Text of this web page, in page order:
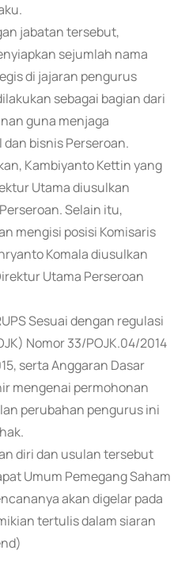
jabatan tersebut,
sejumlah nama
di jajaran pengurus
sebagai bagian dari
guna menjaga
bisnis Perseroan.
Kambiyanto Kettin yang
Utama diusulkan
Selain itu,
mengisi posisi Komisaris
Komala diusulkan
Utama Perseroan
Sesuai dengan regulasi
Nomor 33/POJK.04/2014
serta Anggaran Dasar
mengenai permohonan
perubahan pengurus ini
diri dan usulan tersebut
Umum Pemegang Saham
akan digelar pada
tertulis dalam siaran